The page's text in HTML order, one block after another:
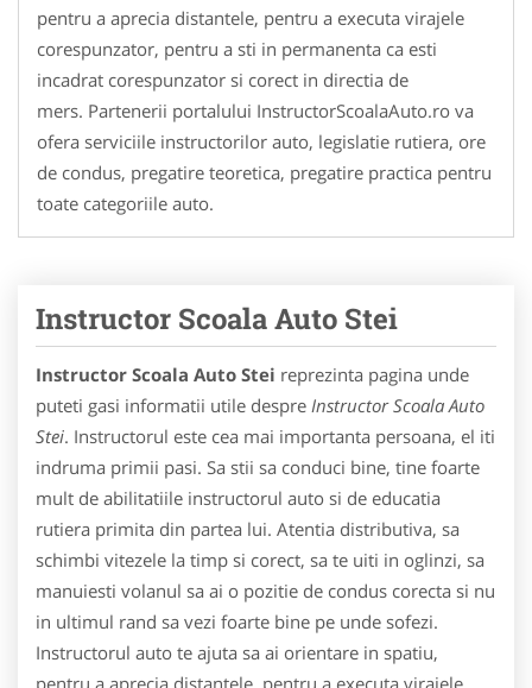
pentru a aprecia distantele, pentru a executa virajele
corespunzator, pentru a sti in permanenta ca esti
incadrat corespunzator si corect in directia de
mers. Partenerii portalului InstructorScoalaAuto.ro va
ofera serviciile instructorilor auto, legislatie rutiera, ore
de condus, pregatire teoretica, pregatire practica pentru
toate categoriile auto.
Instructor Scoala Auto Stei
Instructor Scoala Auto Stei reprezinta pagina unde
puteti gasi informatii utile despre Instructor Scoala Auto
Stei. Instructorul este cea mai importanta persoana, el iti
indruma primii pasi. Sa stii sa conduci bine, tine foarte
mult de abilitatiile instructorul auto si de educatia
rutiera primita din partea lui. Atentia distributiva, sa
schimbi vitezele la timp si corect, sa te uiti in oglinzi, sa
manuiesti volanul sa ai o pozitie de condus corecta si nu
in ultimul rand sa vezi foarte bine pe unde sofezi.
Instructorul auto te ajuta sa ai orientare in spatiu,
pentru a aprecia distantele, pentru a executa virajele